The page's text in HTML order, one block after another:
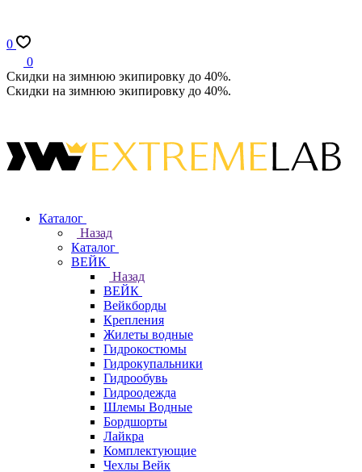
0
0
Скидки на зимнюю экипировку до 40%.
Скидки на зимнюю экипировку до 40%.
Каталог
Назад
Каталог
ВЕЙК
Назад
ВЕЙК
Вейкборды
Крепления
Жилеты водные
Гидрокостюмы
Гидрокупальники
Гидрообувь
Гидроодежда
Шлемы Водные
Бордшорты
Лайкра
Комплектующие
Чехлы Вейк